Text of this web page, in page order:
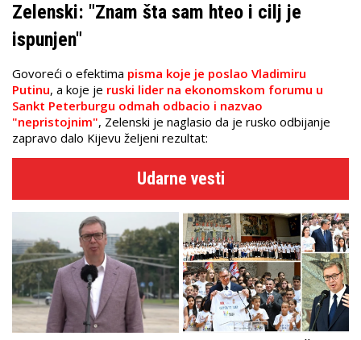
Zelenski: "Znam šta sam hteo i cilj je
ispunjen"
Govoreći o efektima pisma koje je poslao Vladimiru
Putinu, a koje je ruski lider na ekonomskom forumu u
Sankt Peterburgu odmah odbacio i nazvao
"nepristojnim", Zelenski je naglasio da je rusko odbijanje
zapravo dalo Kijevu željeni rezultat:
Udarne vesti